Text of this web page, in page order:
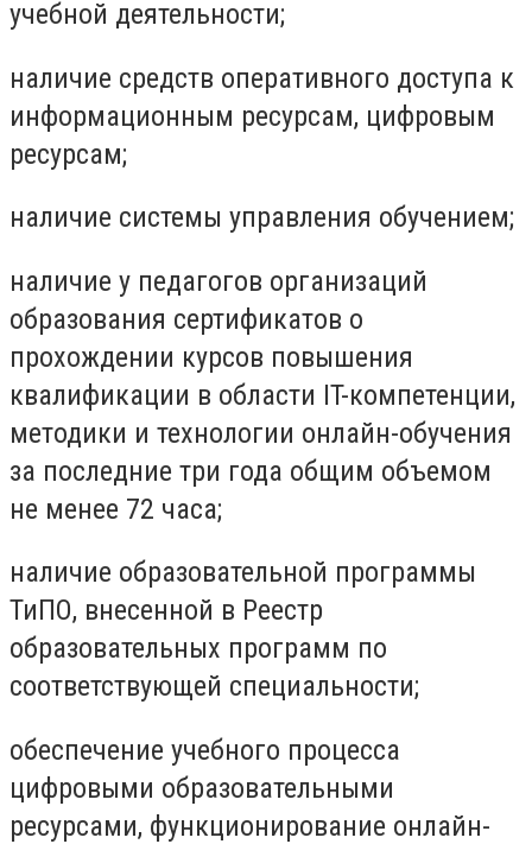
учебной деятельности;
наличие средств оперативного доступа к
информационным ресурсам, цифровым
ресурсам;
наличие системы управления обучением;
наличие у педагогов организаций
образования сертификатов о
прохождении курсов повышения
квалификации в области IT-компетенции,
методики и технологии онлайн-обучения
за последние три года общим объемом
не менее 72 часа;
наличие образовательной программы
ТиПО, внесенной в Реестр
образовательных программ по
соответствующей специальности;
обеспечение учебного процесса
цифровыми образовательными
ресурсами, функционирование онлайн-